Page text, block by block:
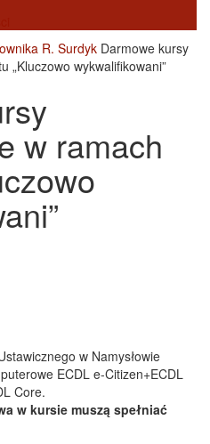
R. Surdyk Darmowe kursy
„Kluczowo wykwalifikowani”
w ramach
w Namysłowie
ECDL e-Citizen+ECDL
Core.
w kursie muszą spełniać